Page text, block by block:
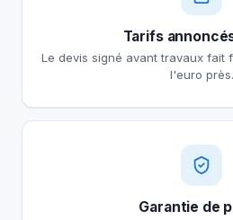
Tarifs
Le devis signé avant travaux fait
l'euro près.
Garantie de